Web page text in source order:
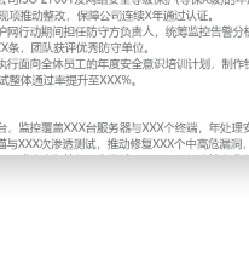
理：主导内部漏洞扫描与外部
理公司下一代防火墙、WAF、
流量。